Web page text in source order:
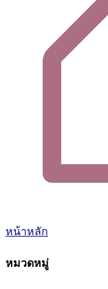
หน้าหลัก
หมวดหมู่